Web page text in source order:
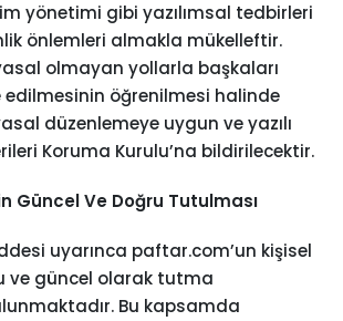
yönetimi gibi yazılımsal tedbirleri
önlemleri almakla mükelleftir.
olmayan yollarla başkaları
öğrenilmesi halinde
düzenlemeye uygun ve yazılı
Koruma Kurulu’na bildirilecektir.
Güncel Ve Doğru Tutulması
uyarınca paftar.com’un kişisel
ve güncel olarak tutma
Bu kapsamda